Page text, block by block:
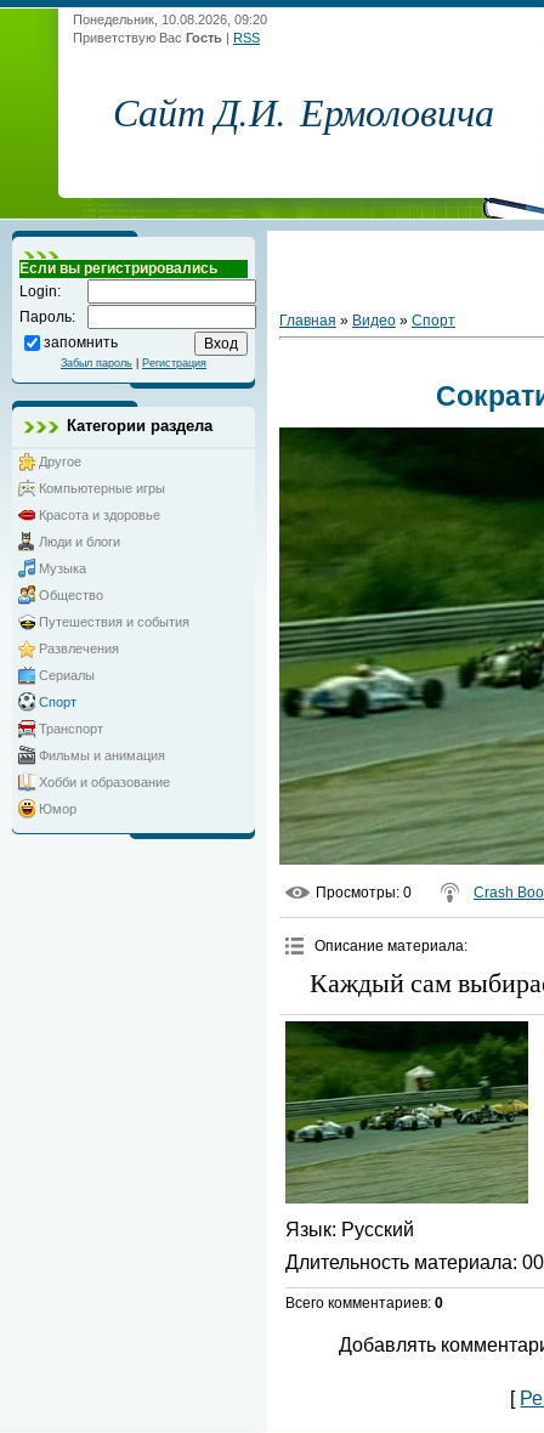
Понедельник, 10.08.2026, 09:20
Приветствую Вас Гость | RSS
Сайт Д.И. Ермоловича
Если вы регистрировались
Login:
Пароль:
запомнить
Забыл пароль Регистрация
Категории раздела
Другое
Компьютерные игры
Красота и здоровье
Люди и блоги
Музыка
Общество
Путешествия и события
Развлечения
Сериалы
Спорт
Транспорт
Фильмы и анимация
Хобби и образование
Юмор
Главная » Видео » Спорт
Просмотры: 0 Crash
Описание материала:
Каждый сам
Язык: Русский
Длительность материала:
Всего комментариев: 0
Добавлять
[